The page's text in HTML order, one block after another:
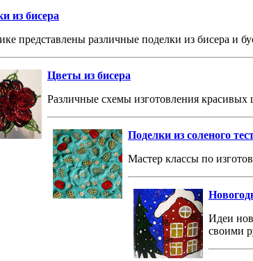
из бисера
представлены различные поделки из бисера и
Цветы из бисера
Различные схемы изготовления красивых
Поделки из соленого
Мастер классы по
Идеи
своими